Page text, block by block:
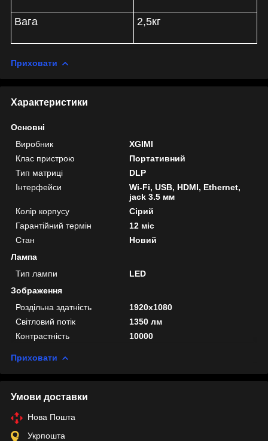
Вага 2,5кг
Приховати
Характеристики
Основні
Виробник
XGIMI
Клас пристрою
Портативний
Тип матриці
DLP
Інтерфейси
Wi-Fi, USB, HDMI, Ethernet,
jack 3.5 мм
Колір корпусу
Сірий
Гарантійний термін
12 міс
Стан
Новий
Лампа
Тип лампи
LED
Зображення
Роздільна здатність
1920x1080
Світловий потік
1350 лм
Контрастність
10000
Приховати
Умови доставки
Нова Пошта
Укрпошта